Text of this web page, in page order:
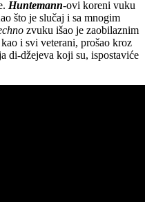
Huntemann-ovi koreni vuku
što je slučaj i sa mnogim
zvuku išao je zaobilaznim
i svi veterani, prošao kroz
di-džejeva koji su, ispostaviće